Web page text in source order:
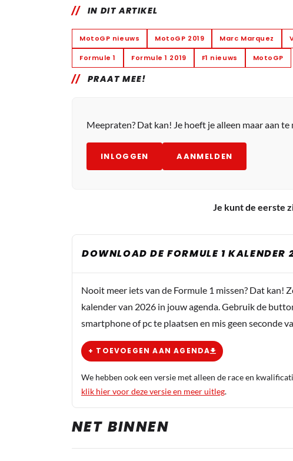
IN DIT ARTIKEL
MotoGP nieuws MotoGP 2019 Marc Marquez
Formule 1 Formule 1 2019 F1 nieuws MotoGP
PRAAT MEE!
Meepraten? Dat kan! Je hoeft je alleen maar aan
INLOGGEN AANMELDEN
Je kunt de eerste
DOWNLOAD DE FORMULE 1 KALENDER
Nooit meer iets van de Formule 1 missen? Dat kan!
kalender van 2026 in jouw agenda. Gebruik de
smartphone of pc te plaatsen en mis geen seconde
+ TOEVOEGEN AAN AGENDA
We hebben ook een versie met alleen de race en
klik hier voor deze versie en meer uitleg.
NET BINNEN